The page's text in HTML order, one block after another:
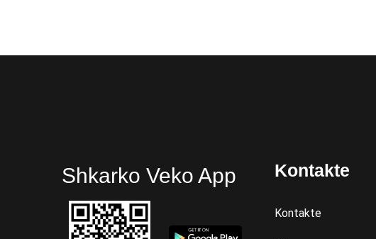
Shkarko Veko App Kontakte
Kontakte